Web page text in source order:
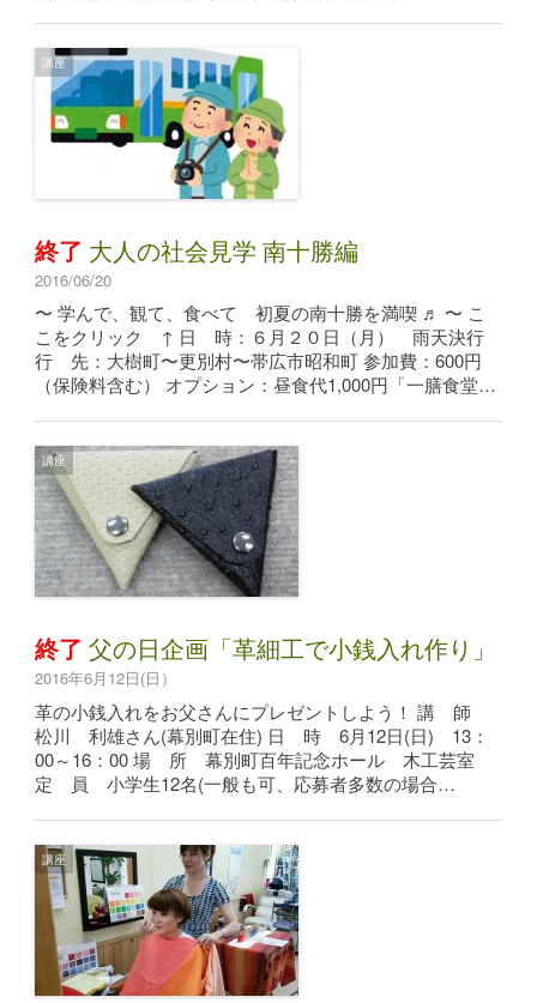
講座
終了 大人の社会見学 南十勝編
2016/06/20
〜 学んで、観て、食べて 初夏の南十勝を満喫 ♬ 〜 こ
こをクリック ↑ 日 時：６月２０日（月） 雨天決行
行 先：大樹町〜更別村〜帯広市昭和町 参加費：600円
（保険料含む） オプション：昼食代1,000円「一膳食堂…
講座
終了父の日企画「革細工で小銭入れ作り」
2016年6月12日(日）
革の小銭入れをお父さんにプレゼントしよう！ 講 師
松川 利雄さん(幕別町在住) 日 時 6月12日(日) 13：
00～16：00 場 所 幕別町百年記念ホール 木工芸室
定 員 小学生12名(一般も可、応募者多数の場合…
講座